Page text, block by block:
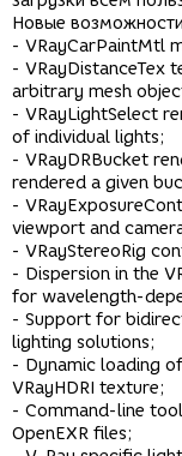
Новые
- VRayCarPaintMtl
- VRayDistanceTex
arbitrary mesh
- VRayLightSelect
of individual lights;
- VRayDRBucket
rendered a given
-
viewport and
- VRayStereoRig
- Dispersion in the
for wavelength-
- Support for
lighting solutions;
- Dynamic loading
VRayHDRI texture;
- Command-line
OpenEXR files;